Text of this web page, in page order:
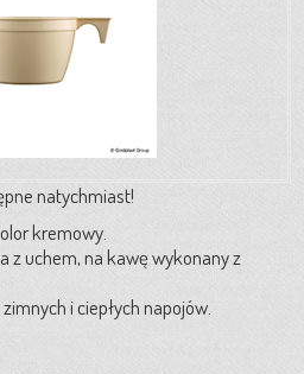
natychmiast!
kremowy.
z uchem, na kawę wykonany z
i ciepłych napojów.